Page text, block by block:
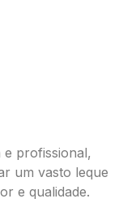
e profissional,
um vasto leque
e qualidade.